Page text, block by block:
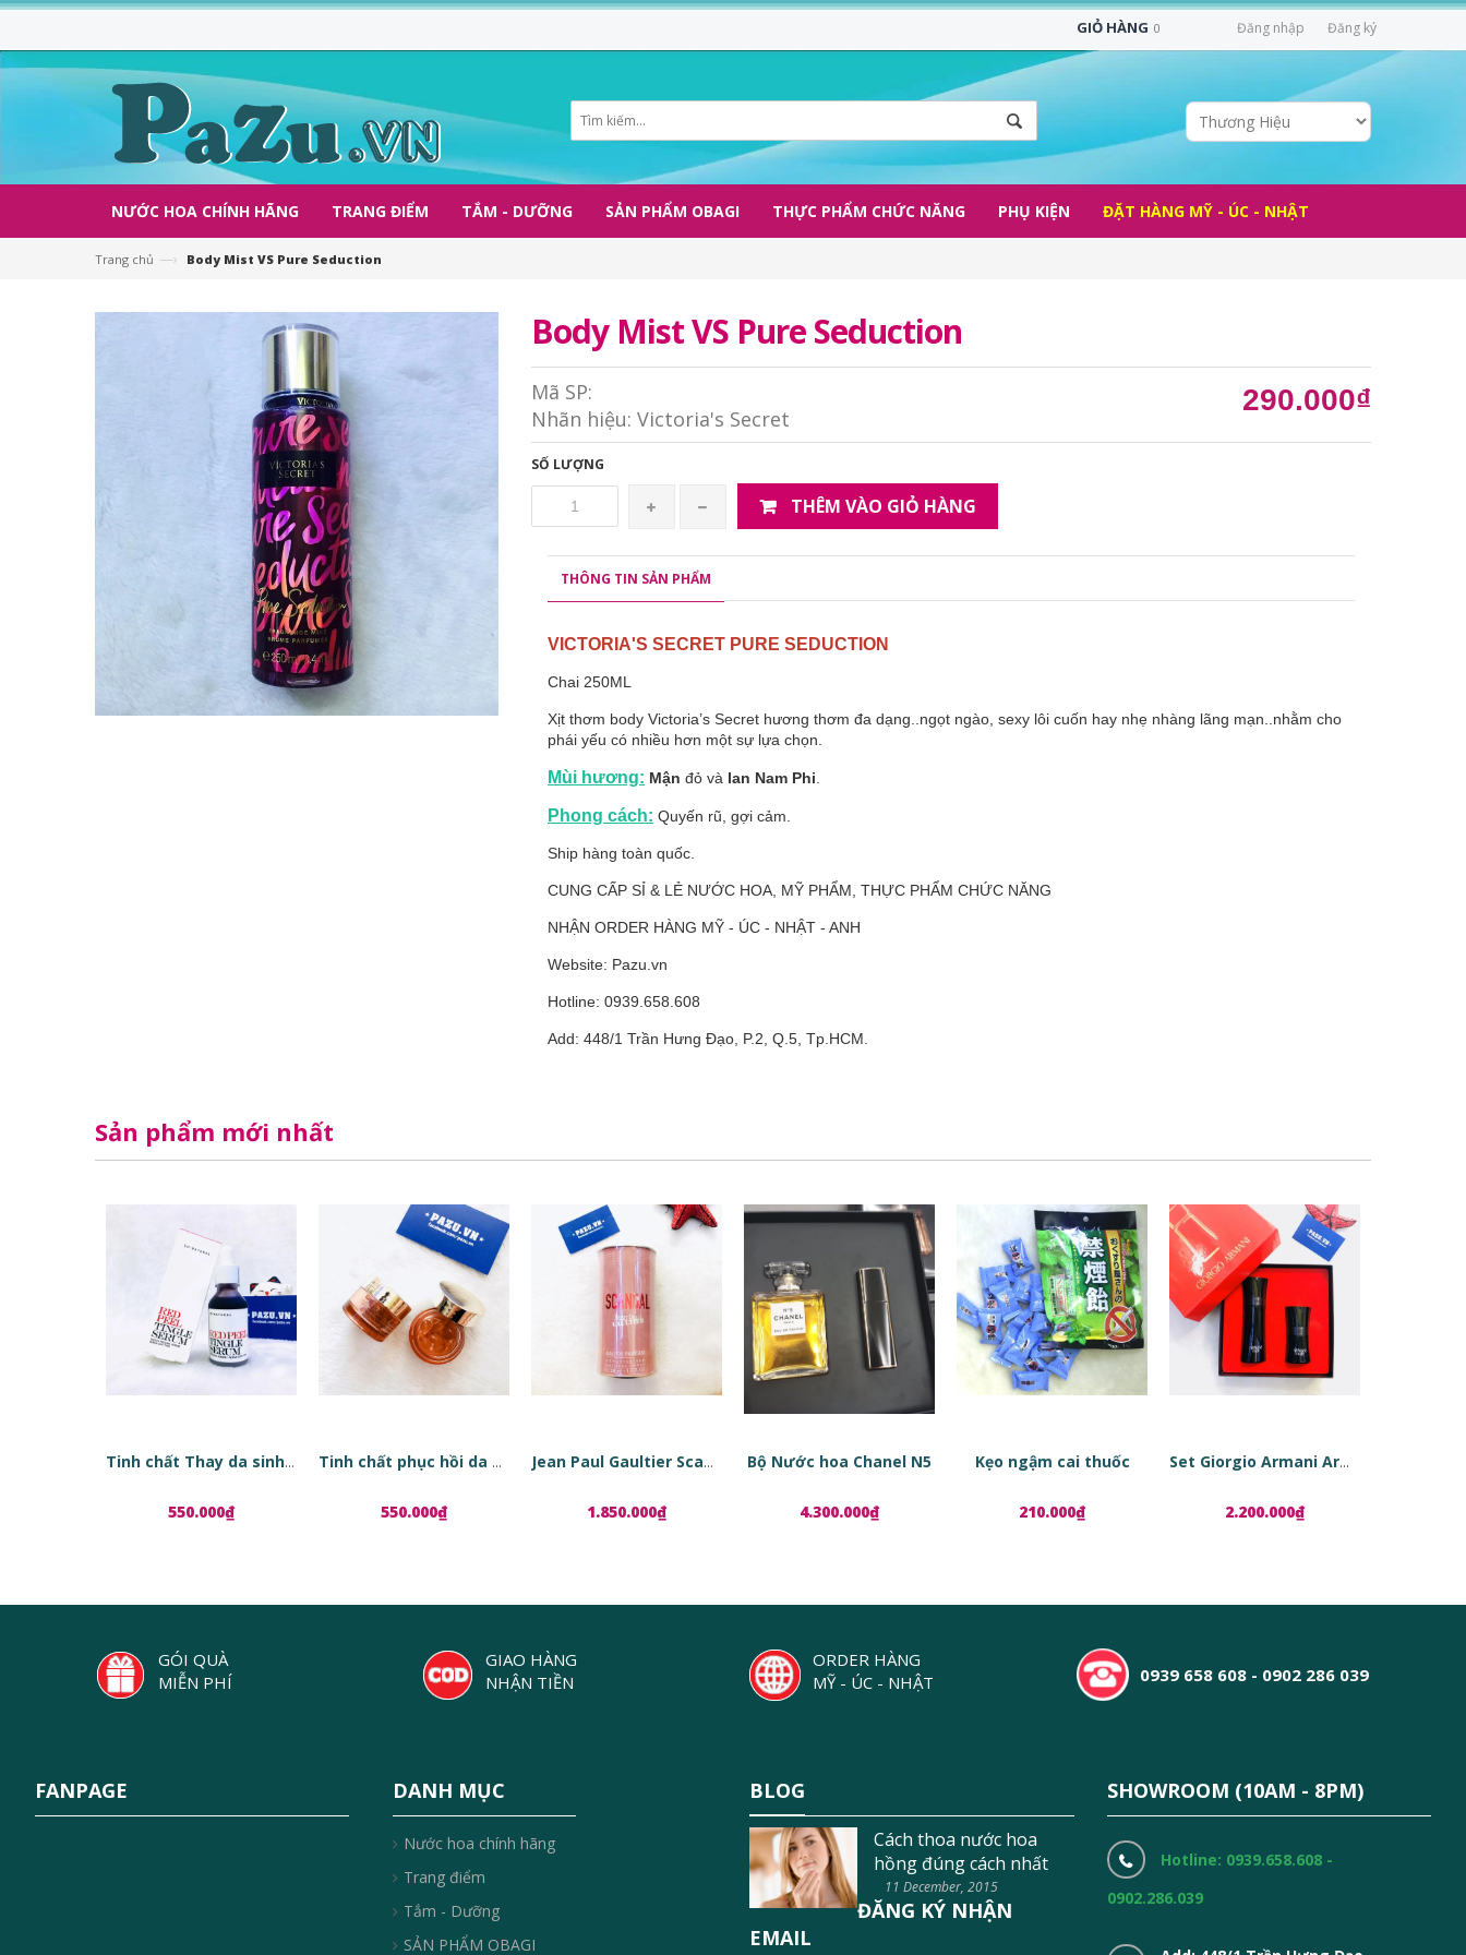
Đăng nhập Đăng ký
GIỎ HÀNG 0
NƯỚC HOA CHÍNH HÃNG TRANG ĐIỂM TẮM - DƯỠNG SẢN PHẨM OBAGI THỰC PHẨM CHỨC NĂNG PHỤ KIỆN ĐẶT HÀNG MỸ - ÚC - NHẬT
Trang chủ —› Body Mist VS Pure Seduction
Body Mist VS Pure Seduction
Mã SP:
Nhãn hiệu: Victoria's Secret
290.000₫
SỐ LƯỢNG
THÊM VÀO GIỎ HÀNG
THÔNG TIN SẢN PHẨM
VICTORIA'S SECRET PURE SEDUCTION
Chai 250ML
Xịt thơm body Victoria’s Secret hương thơm đa dạng..ngọt ngào, sexy lôi cuốn hay nhẹ nhàng lãng mạn..nhằm cho
phái yếu có nhiều hơn một sự lựa chọn.
Mùi hương: Mận đỏ và lan Nam Phi
Phong cách: Quyến rũ, gợi cảm.
Ship hàng toàn quốc.
CUNG CẤP SỈ & LẺ NƯỚC HOA, MỸ PHẨM, THỰC PHẨM CHỨC NĂNG
NHẬN ORDER HÀNG MỸ - ÚC - NHẬT - ANH
Website: Pazu.vn
Hotline: 0939.658.608
Add: 448/1 Trần Hưng Đạo, P.2, Q.5, Tp.HCM.
Sản phẩm mới nhất
Tinh chất Thay da sinh học Red Peel Tingle Serum
550.000₫
Tinh chất phục hồi da dạng viên nang Estée Lauder Advanced Night Repair Ampoules
550.000₫
Jean Paul Gaultier Scandal EDP
1.850.000₫
Bộ Nước hoa Chanel N5
4.300.000₫
Kẹo ngậm cai thuốc
210.000₫
Set Giorgio Armani Armani Code
2.200.000₫
GÓI QUÀ
MIỄN PHÍ
GIAO HÀNG
NHẬN TIỀN
ORDER HÀNG
MỸ - ÚC - NHẬT
0939 658 608 - 0902 286 039
FANPAGE DANH MỤC
Nước hoa chính hãng
Trang điểm
Tắm - Dưỡng
SẢN PHẨM OBAGI
BLOG
Cách thoa nước hoa
hồng đúng cách nhất
11 December, 2015
ĐĂNG KÝ NHẬN
EMAIL
SHOWROOM (10AM - 8PM)
Hotline: 0939.658.608 -
0902.286.039